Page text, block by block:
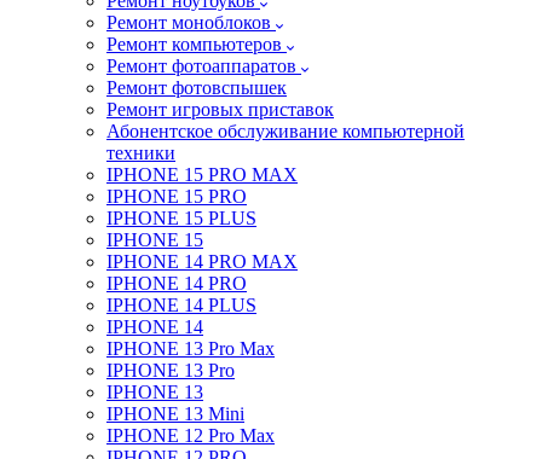
Ремонт моноблоков
Ремонт компьютеров
Ремонт фотоаппаратов
Ремонт фотовспышек
Ремонт игровых приставок
Абонентское обслуживание компьютерной
техники
IPHONE 15 PRO MAX
IPHONE 15 PRO
IPHONE 15 PLUS
IPHONE 15
IPHONE 14 PRO MAX
IPHONE 14 PRO
IPHONE 14 PLUS
IPHONE 14
IPHONE 13 Pro Max
IPHONE 13 Pro
IPHONE 13
IPHONE 13 Mini
IPHONE 12 Pro Max